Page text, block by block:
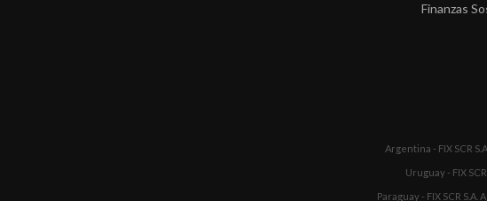
Finanzas
Argentina - FIX SCR
Uruguay - FIX
Paraguay - FIX SCR